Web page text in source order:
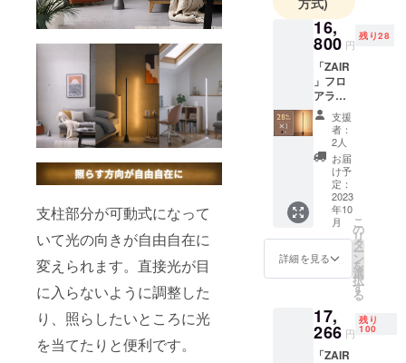
支柱部分が可動式になって
いて光の向きが自由自在に
変えられます。直接光が目
に入らないように調整した
り、照らしたいところに光
を当てたりと便利です。
店契約を結
び、価値あ
る商品を価
値ある価格
で皆様にお
届けするた
めの、日本
市場進出を
サポートし
ています。
製品の販売
だけでなく
運営にまで
で、日本の
皆様のニー
16,
800 円
残り28
「ZAIR
」フロ
アライ
ト×1 一
般予定
販売価
格：
23,333
円（税
込） ※
送料無
料（日
本国内
限定）
内容
物：
」本体
×1 電源
ケーブ
ル×1 日
支援
者：
2人
お届
け予
定：
2023
年10
月
詳細を見る
こ
の
リ
タ
ー
ン
を
選
択
す
る
17,
266 円
残り
100
「ZAIR